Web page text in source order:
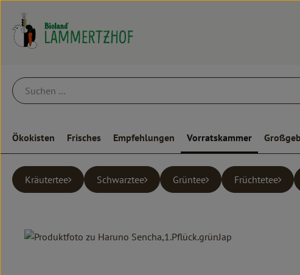
Ökokisten Frisches Empfehlungen Vorratskammer
Kräutertee Schwarztee Grüntee Früchtetee